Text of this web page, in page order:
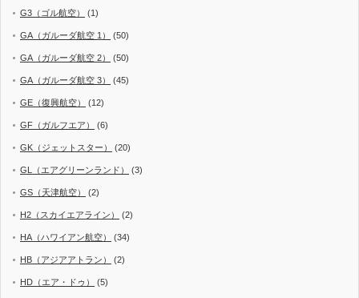
G3（ゴル航空） (1)
GA（ガルーダ航空 1） (50)
GA（ガルーダ航空 2） (50)
GA（ガルーダ航空 3） (45)
GE（復興航空） (12)
GF（ガルフエア） (6)
GK（ジェットスター） (20)
GL（エアグリーンランド） (3)
GS（天津航空） (2)
H2（スカイエアライン） (2)
HA（ハワイアン航空） (34)
HB（アジアアトラン） (2)
HD（エア・ドゥ） (5)